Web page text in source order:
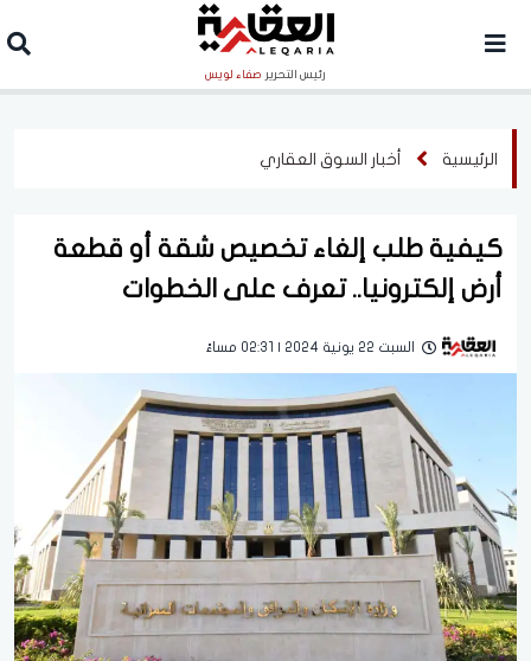
رئيس التحرير صفاء لويس
الرئيسية أخبار السوق العقاري
كيفية طلب إلغاء تخصيص شقة أو قطعة
أرض إلكترونيا.. تعرف على الخطوات
السبت 22 يونية 2024 | 02:31 مساءً